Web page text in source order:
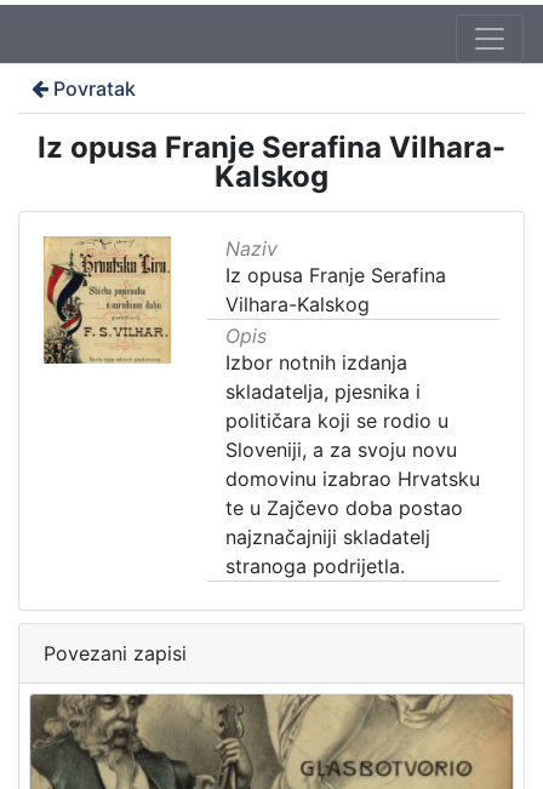
Povratak
Iz opusa Franje Serafina Vilhara-
Kalskog
Naziv
Iz opusa Franje Serafina
Vilhara-Kalskog
Opis
Izbor notnih izdanja
skladatelja, pjesnika i
političara koji se rodio u
Sloveniji, a za svoju novu
domovinu izabrao Hrvatsku
te u Zajčevo doba postao
najznačajniji skladatelj
stranoga podrijetla.
Povezani zapisi